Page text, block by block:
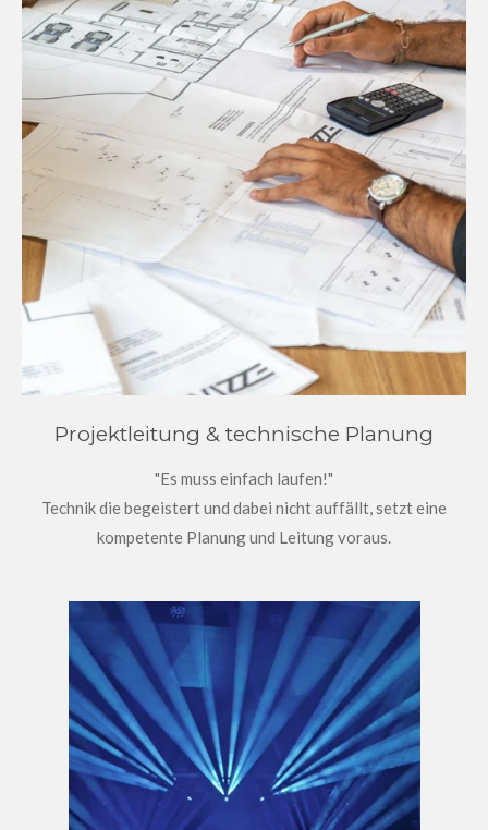
Projektleitung & technische Planung
"Es muss einfach laufen!"
Technik die begeistert und dabei nicht auffällt, setzt eine
kompetente Planung und Leitung voraus.